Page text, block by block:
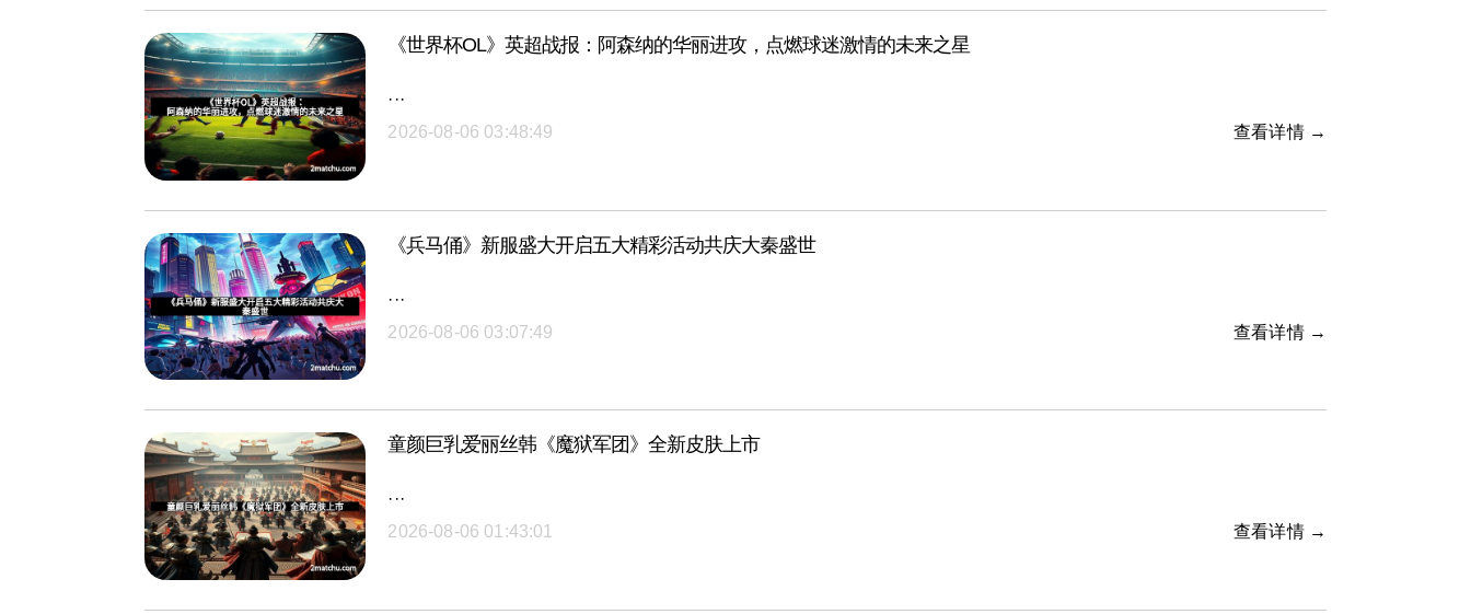
《世界杯OL》英超战报：阿森纳的华丽进攻，点燃球迷激情的未来之星
···
2026-08-06 03:48:49
查看详情 →
《兵马俑》新服盛大开启五大精彩活动共庆大秦盛世
···
2026-08-06 03:07:49
查看详情 →
童颜巨乳爱丽丝韩《魔狱军团》全新皮肤上市
···
2026-08-06 01:43:01
查看详情 →